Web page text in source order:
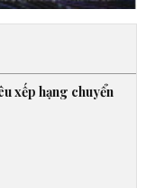
xếp hạng chuyển